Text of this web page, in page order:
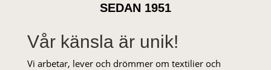
SEDAN 1951
Vår känsla är unik!
Vi arbetar, lever och drömmer om textilier och